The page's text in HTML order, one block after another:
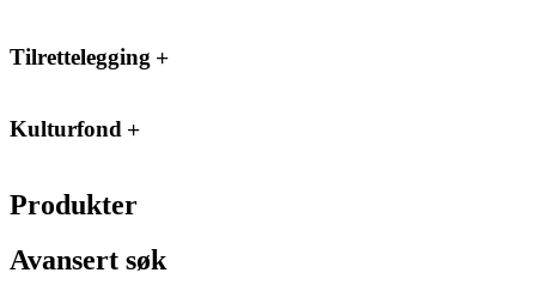
Tilrettelegging
Kulturfond
Produkter
Avansert søk